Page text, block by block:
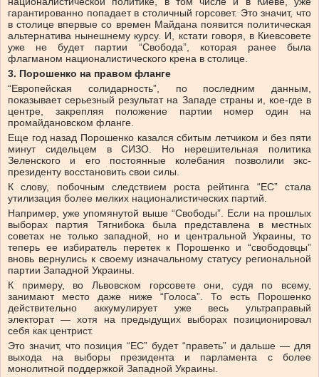
гарантированно попадает в столичный горсовет. Это значит, что
в столице впервые со времен Майдана появится политическая
альтернатива нынешнему курсу. И, кстати говоря, в Киевсовете
уже не будет партии “Свобода”, которая ранее была
флагманом националистического крена в столице.
3. Порошенко на правом фланге
“Европейская солидарность”, по последним данным,
показывает серьезный результат на Западе страны и, кое-где в
центре, закрепляя положение партии номер один на
промайдановском фланге.
Еще год назад Порошенко казался сбитым летчиком и без пяти
минут сидельцем в СИЗО. Но нерешительная политика
Зеленского и его постоянные колебания позволили экс-
президенту восстановить свои силы.
К слову, побочным следствием роста рейтинга “ЕС” стала
утилизация более мелких националистических партий.
Например, уже упомянутой выше “Свободы”. Если на прошлых
выборах партия Тягнибока была представлена в местных
советах не только западной, но и центральной Украины, то
теперь ее избиратель перетек к Порошенко и “свободовцы”
вновь вернулись к своему изначальному статусу региональной
партии Западной Украины.
К примеру, во Львовском горсовете они, судя по всему,
занимают место даже ниже “Голоса”. То есть Порошенко
действительно аккумулирует уже весь ультраправый
электорат — хотя на предыдущих выборах позиционировал
себя как центрист.
Это значит, что позиция “ЕС” будет “праветь” и дальше — для
выхода на выборы президента и парламента с более
монолитной поддержкой Западной Украины.